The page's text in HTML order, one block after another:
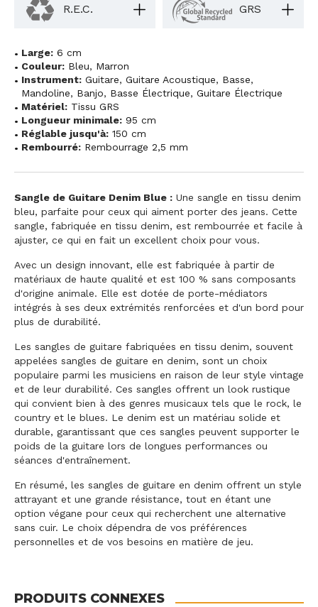
R.E.C. GRS
Large: 6 cm
Couleur: Bleu, Marron
Instrument: Guitare, Guitare Acoustique, Basse,
Mandoline, Banjo, Basse Électrique, Guitare Électrique
Matériel: Tissu GRS
Longueur minimale: 95 cm
Réglable jusqu'à: 150 cm
Rembourré: Rembourrage 2,5 mm
Sangle de Guitare Denim Blue : Une sangle en tissu denim
bleu, parfaite pour ceux qui aiment porter des jeans. Cette
sangle, fabriquée en tissu denim, est rembourrée et facile à
ajuster, ce qui en fait un excellent choix pour vous.
Avec un design innovant, elle est fabriquée à partir de
matériaux de haute qualité et est 100 % sans composants
d'origine animale. Elle est dotée de porte-médiators
intégrés à ses deux extrémités renforcées et d'un bord pour
plus de durabilité.
Les sangles de guitare fabriquées en tissu denim, souvent
appelées sangles de guitare en denim, sont un choix
populaire parmi les musiciens en raison de leur style vintage
et de leur durabilité. Ces sangles offrent un look rustique
qui convient bien à des genres musicaux tels que le rock, le
country et le blues. Le denim est un matériau solide et
durable, garantissant que ces sangles peuvent supporter le
poids de la guitare lors de longues performances ou
séances d'entraînement.
En résumé, les sangles de guitare en denim offrent un style
attrayant et une grande résistance, tout en étant une
option végane pour ceux qui recherchent une alternative
sans cuir. Le choix dépendra de vos préférences
personnelles et de vos besoins en matière de jeu.
PRODUITS CONNEXES